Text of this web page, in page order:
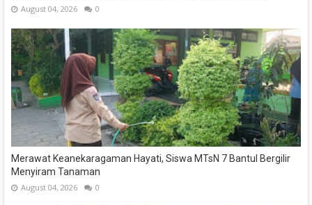
August 04, 2026 0
Merawat Keanekaragaman Hayati, Siswa MTsN 7 Bantul Bergilir
Menyiram Tanaman
August 04, 2026 0